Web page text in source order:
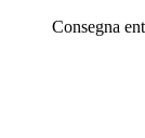
Consegna